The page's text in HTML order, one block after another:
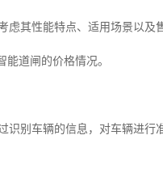
虑其性能特点、适用场景以及
道闸的价格情况。
识别车辆的信息，对车辆进行